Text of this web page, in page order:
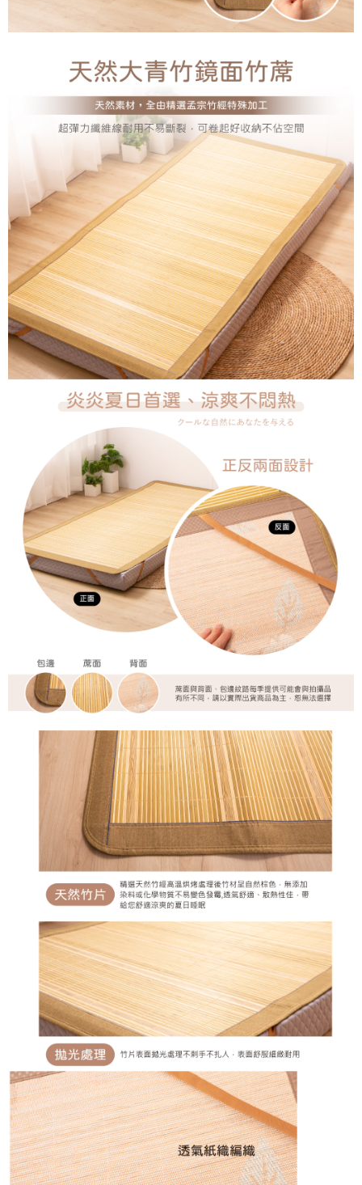
３．未成年的使用者請事先徵得法定代理人或監護人之同意方可使用
「AFTEE先享後付」，若未經同意申辦者引起之損失，本公司不負相關責
時審查核予不同之上限額度；若仍有額度不足之情形，本公司將視審查結果
請求用戶進行身份認證。
５．嚴禁一人註冊多個帳號或使用他人資訊註冊。若發現惡意使用之情形，
恩沛科技股份有限公司將有權停止該用戶之使用額度並採取法律行動。